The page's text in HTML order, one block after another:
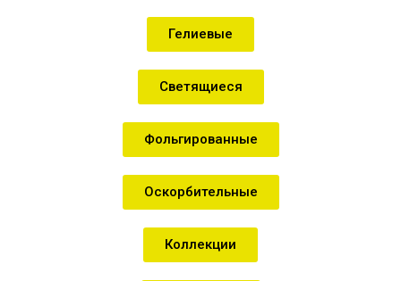
Гелиевые
Светящиеся
Фольгированные
Оскорбительные
Коллекции